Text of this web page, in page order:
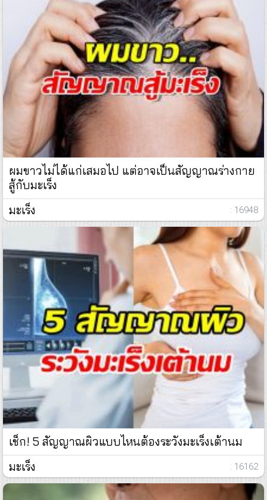
ผมขาวไม่ได้แก่เสมอไป แต่อาจเป็นสัญญาณร่างกาย
สู้กับมะเร็ง
มะเร็ง
: 16948
เช็ก! 5 สัญญาณผิวแบบไหนต้องระวังมะเร็งเต้านม
มะเร็ง
: 16162